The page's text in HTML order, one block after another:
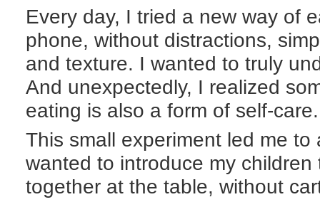
Every day, I tried a new way of
phone, without distractions,
and texture. I wanted to truly
And unexpectedly, I realized
eating is also a form of self-care.
This small experiment led me
wanted to introduce my
together at the table, without